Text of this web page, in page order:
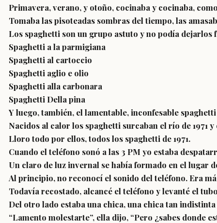
Primavera, verano, y otoño, cocinaba y cocinaba,
Tomaba las pisoteadas sombras del tiempo, las
Los spaghetti son un grupo astuto y no podía dejarlos
Spaghetti a la parmigiana
Spaghetti al cartoccio
Spaghetti aglio e olio
Spaghetti alla carbonara
Spaghetti Della pina
Y luego, también, el lamentable, inconfesable
Nacidos al calor los spaghetti surcaban el río de 1971
Lloro todo por ellos, todos los spaghetti de 1971.
Cuando el teléfono sonó a las 3 PM yo estaba
Un claro de luz invernal se había formado en el lugar
Al principio, no reconocí el sonido del teléfono. Era
Todavía recostado, alcancé el teléfono y levanté el
Del otro lado estaba una chica, una chica tan
“Lamento molestarte”, ella dijo, “Pero ¿sabes donde